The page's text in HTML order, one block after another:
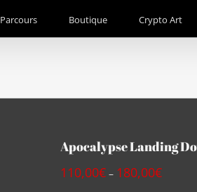
Parcours Boutique Crypto Art
Apocalypse Landing
110,00€ – 180,00€